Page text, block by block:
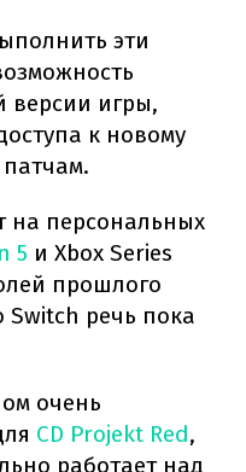
эти
версии игры,
к новому
на персональных
5 и Xbox Series
прошлого
речь пока
очень
CD Projekt Red,
работает над